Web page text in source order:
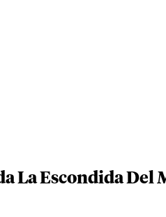
La Escondida Del